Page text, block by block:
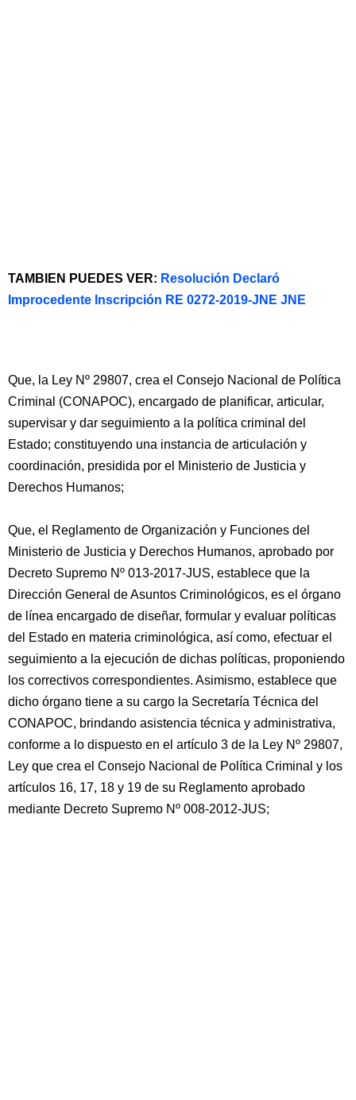
TAMBIEN PUEDES VER: Resolución Declaró
Improcedente Inscripción RE 0272-2019-JNE JNE
Que, la Ley Nº 29807, crea el Consejo Nacional de Política
Criminal (CONAPOC), encargado de planificar, articular,
supervisar y dar seguimiento a la política criminal del
Estado; constituyendo una instancia de articulación y
coordinación, presidida por el Ministerio de Justicia y
Derechos Humanos;
Que, el Reglamento de Organización y Funciones del
Ministerio de Justicia y Derechos Humanos, aprobado por
Decreto Supremo Nº 013-2017-JUS, establece que la
Dirección General de Asuntos Criminológicos, es el órgano
de línea encargado de diseñar, formular y evaluar políticas
del Estado en materia criminológica, así como, efectuar el
seguimiento a la ejecución de dichas políticas, proponiendo
los correctivos correspondientes. Asimismo, establece que
dicho órgano tiene a su cargo la Secretaría Técnica del
CONAPOC, brindando asistencia técnica y administrativa,
conforme a lo dispuesto en el artículo 3 de la Ley Nº 29807,
Ley que crea el Consejo Nacional de Política Criminal y los
artículos 16, 17, 18 y 19 de su Reglamento aprobado
mediante Decreto Supremo Nº 008-2012-JUS;